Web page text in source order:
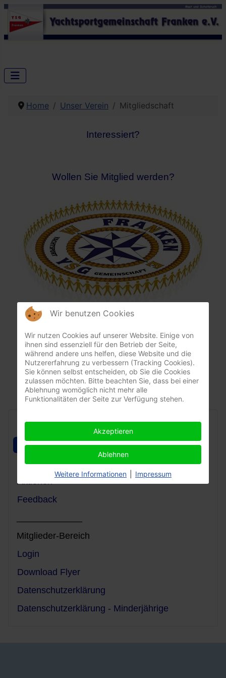
Home Unser Verein Mitgliedschaft
Mitgliedschaft
Satzung
Aktionen
Feedback
Mitglieder-Bereich
Login
Download Flyer
Datenschutzerklärung
Datenschutzerklärung - Minderjährige
Interessiert?
Wollen Sie Mitglied werden?
Den Aufnahmeantrag mit den Konditionen
finden Sie hier:
Aufnahmeantrag YSGF 2023
Wir benutzen Cookies
Wir nutzen Cookies auf unserer Website. Einige von
ihnen sind essenziell für den Betrieb der Seite,
während andere uns helfen, diese Website und die
Nutzererfahrung zu verbessern (Tracking Cookies).
Sie können selbst entscheiden, ob Sie die Cookies
zulassen möchten. Bitte beachten Sie, dass bei einer
Ablehnung womöglich nicht mehr alle
Funktionalitäten der Seite zur Verfügung stehen.
Akzeptieren
Ablehnen
Weitere Informationen Impressum